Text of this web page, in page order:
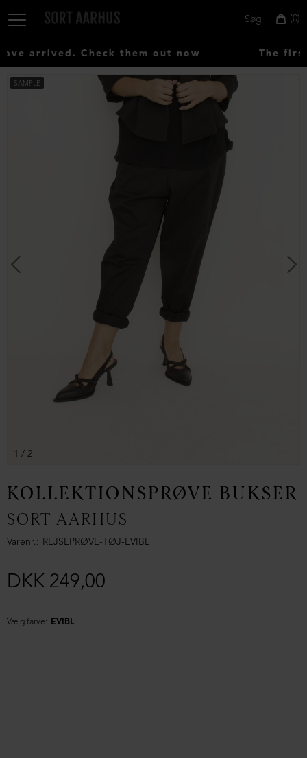
0
Søg
arrived. Check them out now The first
SAMPLE
1 / 2
KOLLEKTIONSPRØVE BUKSER
SORT AARHUS
Varenr. REJSEPRØVE-TØJ-EVIBL
DKK 249,00
Vælg farve: EVIBL